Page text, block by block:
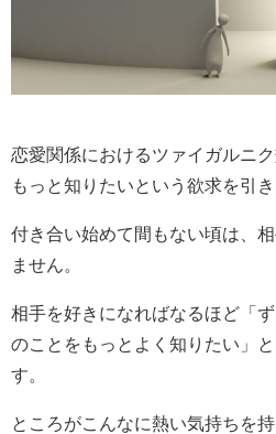
恋愛関係におけるツァイガルニ
もっと知りたいという欲求を引
付き合い始めて間もない頃は、
ません。
相手を好きになればなるほど「
のことをもっとよく知りたい」
す。
ところがこんなに熱い気持ちを